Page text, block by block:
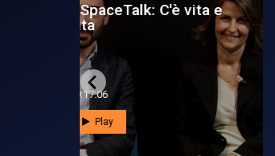
#SpaceTalk: Nuova
Terra cercasi
00:38:38